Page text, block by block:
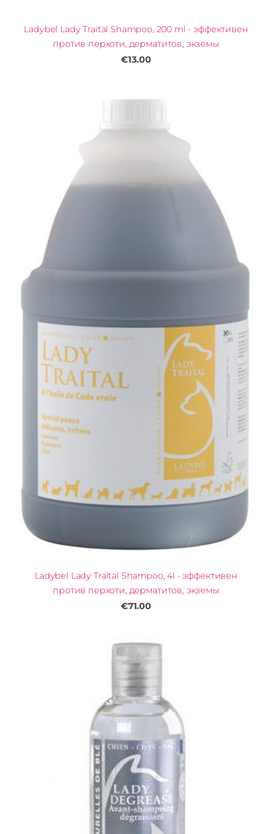
Ladybel Lady Traital Shampoo, 200 ml - эффективен
против перхоти, дерматитов, экземы
€13.00
Ladybel Lady Traital Shampoo, 4l - эффективен
против перхоти, дерматитов, экземы
€71.00